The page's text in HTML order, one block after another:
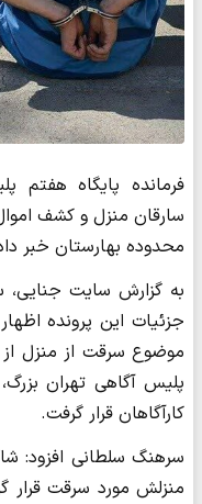
فرمانده پایگاه هفتم
محدوده بهارستان خبر
به گزارش سایت جنایی،
جزئیات این پرونده
پلیس آگاهی تهران
کارآگاهان قرار گرفت.
سرهنگ سلطانی افزود:
منزلش مورد سرقت قرار